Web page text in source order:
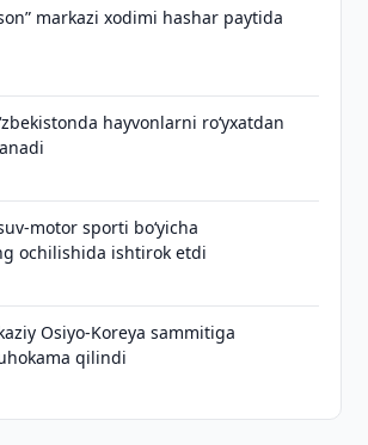
markazi xodimi hashar paytida
hayvonlarni ro‘yxatdan
motor sporti bo‘yicha
ochilishida ishtirok etdi
Osiyo-Koreya sammitiga
qilindi